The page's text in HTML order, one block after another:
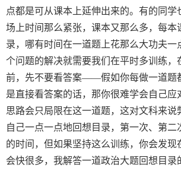
点都是可从课本上延伸出来的。有的同学
场上时间那么紧张，课本又那么多，每本
录，哪有时间在一道题上花那么大功夫一
个问题的解决就需要我们在平时多训练，
前，先不要看答案——假如你每做一道题
是直接看答案的话，那你很难学会自己应
思路会只局限在这一道题，这对文科来
自己一点一点地回想目录，第一次、第二
的时间，但如果坚持这么训练，你会发现
会快很多，我解答一道政治大题回想目录